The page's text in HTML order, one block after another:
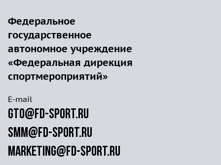
Федеральное
государственное
автономное учреждение
«Федеральная дирекция
спортмероприятий»
E-mail
gto@fd-sport.ru
smm@fd-sport.ru
marketing@fd-sport.ru